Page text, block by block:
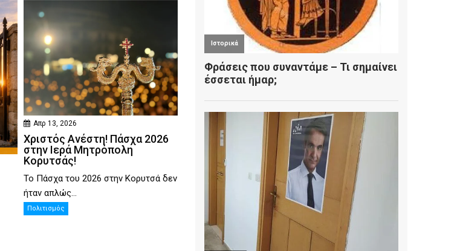
Απρ 13, 2026
Χριστός Ανέστη! Πάσχα 2026
στην Ιερά Μητρόπολη
Κορυτσάς!
Το Πάσχα του 2026 στην Κορυτσά δεν
ήταν απλώς...
Πολιτισμός